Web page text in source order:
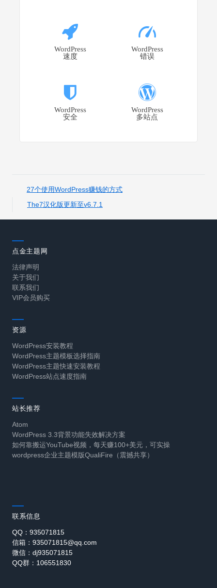
WordPress
速度
WordPress
错误
WordPress
安全
WordPress
多站点
27个使用WordPress赚钱的方式
The7汉化版更新至v6.7.1
点金主题网
法律声明
关于我们
联系我们
VIP会员购买
资源
WordPress安装教程
WordPress主题模板选择指南
WordPress主题快速安装教程
WordPress站点速度指南
站长推荐
Atom
WordPress 3.3背景功能失效解决方案
如何靠搬运YouTube视频，每天赚100+美元，可实操
wordpress企业主题模版QualiFire（震撼共享）
联系信息
QQ：935071815
信箱：935071815@qq.com
微信：dj935071815
QQ群：106551830